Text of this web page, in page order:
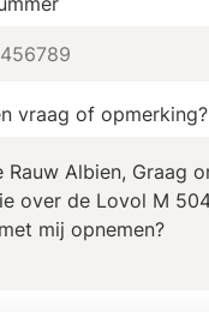
vraag of opmerking?